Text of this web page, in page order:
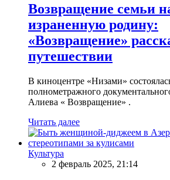
Возвращение семьи
израненную родину:
«Возвращение»
путешествии
В киноцентре «Низами»
полнометражного
Алиева « Возвращение» .
Читать далее
Культура
2 февраль 2025, 21:14